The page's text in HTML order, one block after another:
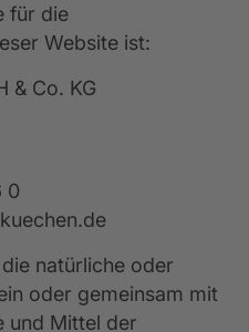
für die
Website ist:
& Co. KG
0
natürliche oder
oder gemeinsam mit
und Mittel der